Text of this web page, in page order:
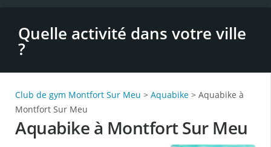
Quelle activité dans votre ville
?
Club de gym Montfort Sur Meu > Aquabike > Aquabike à
Montfort Sur Meu
Aquabike à Montfort Sur Meu